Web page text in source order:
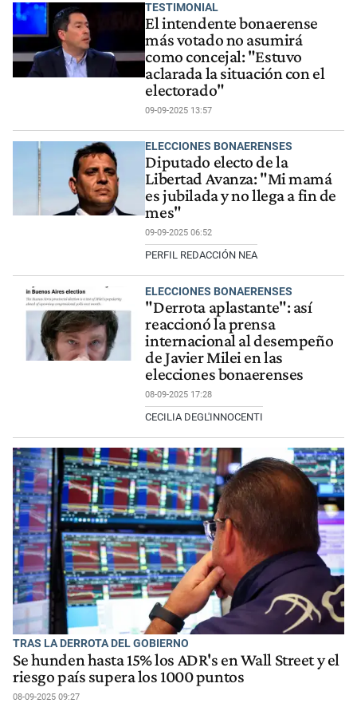
TESTIMONIAL
El intendente bonaerense
más votado no asumirá
como concejal: "Estuvo
aclarada la situación con el
electorado"
09-09-2025 13:57
ELECCIONES BONAERENSES
Diputado electo de la
Libertad Avanza: "Mi mamá
es jubilada y no llega a fin de
mes"
09-09-2025 06:52
PERFIL REDACCIÓN NEA
ELECCIONES BONAERENSES
"Derrota aplastante": así
reaccionó la prensa
internacional al desempeño
de Javier Milei en las
elecciones bonaerenses
08-09-2025 17:28
CECILIA DEGL'INNOCENTI
TRAS LA DERROTA DEL GOBIERNO
Se hunden hasta 15% los ADR's en Wall Street y el
riesgo país supera los 1000 puntos
08-09-2025 09:27